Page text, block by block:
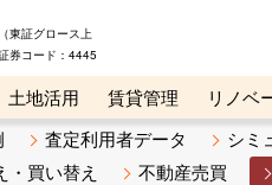
東証グロース上
コード：4445
土地活用 賃貸管理 リノベ
リビンマガジンBiz 不動
査定利用者データ
シミ
・買い替え 不動産売買